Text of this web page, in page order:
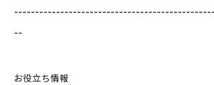
--
お役立ち情報